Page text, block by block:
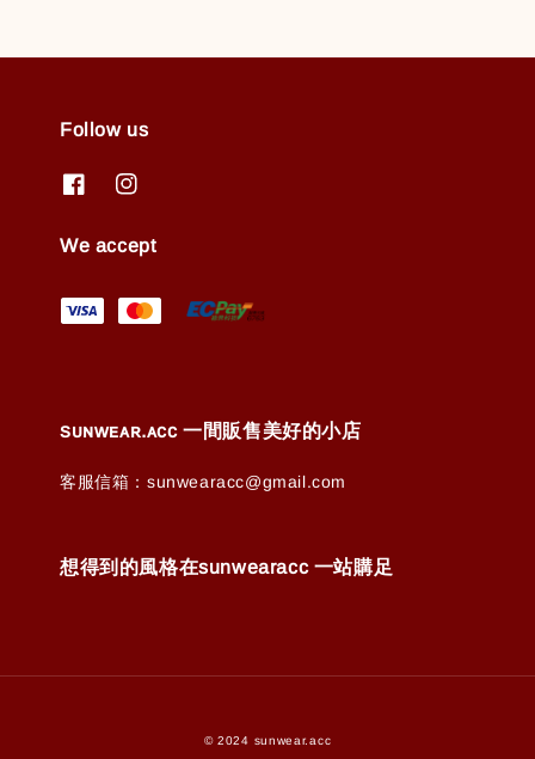
Follow us
We accept
ꜱᴜɴᴡᴇᴀʀ.ᴀᴄᴄ 一間販售美好的小店
客服信箱：sunwearacc@gmail.com
想得到的風格在sunwearacc 一站購足
© 2024 sunwear.acc